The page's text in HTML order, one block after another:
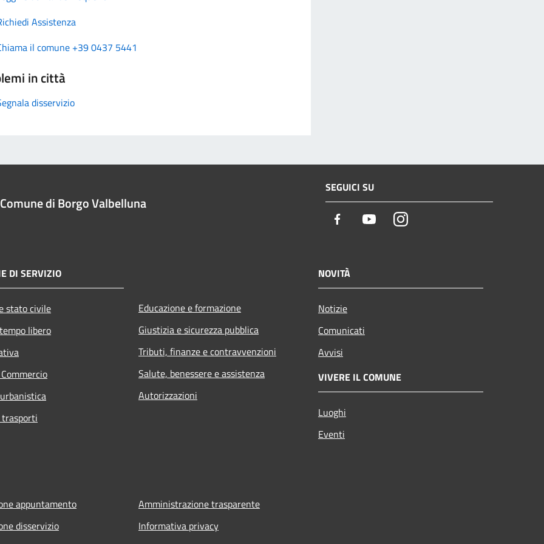
Assistenza
il comune +39 0437 5441
in città
disservizio
Comune di Borgo Valbelluna
SEGUICI SU
Facebook YoutubeInstagram
DI SERVIZIO
stato civile
libero
Educazione e formazione
Giustizia e sicurezza pubblica
Tributi, finanze e contravvenzioni
Salute, benessere e assistenza
Autorizzazioni
NOVITÀ
Notizie
Comunicati
Avvisi
VIVERE IL COMUNE
Luoghi
Eventi
appuntamento
disservizio
Amministrazione trasparente
Informativa privacy